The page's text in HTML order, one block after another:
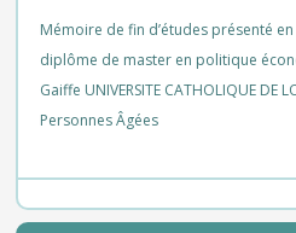
Mémoire de fin d’études présenté
diplôme de master en politique
Gaiffe UNIVERSITE CATHOLIQUE DE
Personnes Âgées